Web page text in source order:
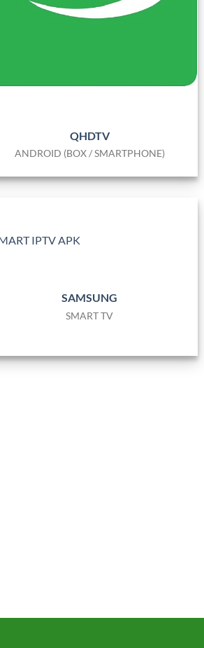
QHDTV
ANDROID (BOX / SMARTPHONE)
SAMSUNG
SMART TV